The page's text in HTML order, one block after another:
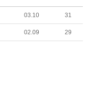
03.10 31
02.09 29